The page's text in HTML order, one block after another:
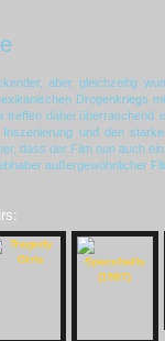
aber gleichzeitig
Drogenkriegs
treffen dabei überraschend
und den
dass der Film nun auch
außergewöhnlicher